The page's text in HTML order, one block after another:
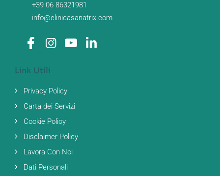
+39 06 86321981
info@clinicasanatrix.com
Link Utili
Privacy Policy
Carta dei Servizi
Cookie Policy
Disclaimer Policy
Lavora Con Noi
Dati Personali